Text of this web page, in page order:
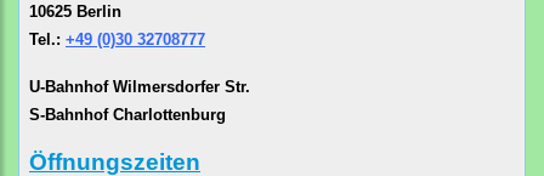
10625 Berlin
Tel.: +49 (0)30 32708777
U-Bahnhof Wilmersdorfer Str.
S-Bahnhof Charlottenburg
Öffnungszeiten